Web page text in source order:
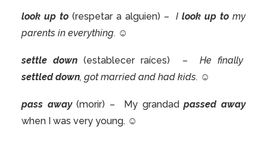
look up to (respetar a alguien) – Ilook up to my
parents in everything. ☺
settle down(establecer raíces) –
He finally
settled down, got married and had kids. ☺
pass away(morir) – My grandadpassed away
when I was very young. ☺